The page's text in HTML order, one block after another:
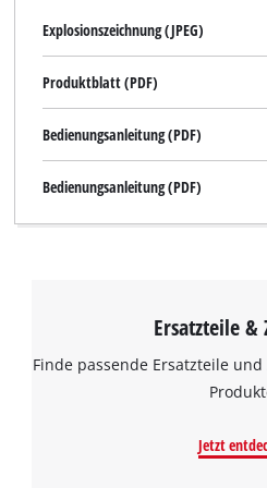
Google
This content is
Explosionszeichnung (JPEG)
Produktblatt (PDF)
Bedienungsanleitung (PDF)
Bedienungsanleitung (PDF)
Ersatzteile &
Finde passende Ersatzteile
Jetzt